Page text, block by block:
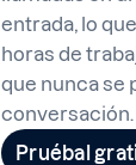
entrada, lo
horas de
que nunca se
conversación.
Pruébal